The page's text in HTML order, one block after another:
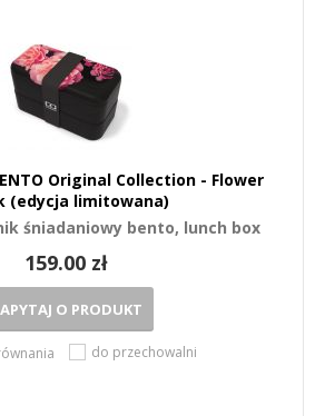
Original Collection - Flower
(edycja limitowana)
śniadaniowy bento, lunch box
159.00 zł
O PRODUKT
do przechowalni